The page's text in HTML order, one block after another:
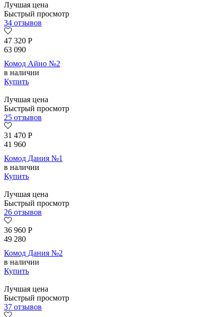
Лучшая цена
Быстрый просмотр
34 отзывов
47 320 Р
63 090
Комод Айно №2
в наличии
Купить
Лучшая цена
Быстрый просмотр
25 отзывов
31 470 Р
41 960
Комод Дания №1
в наличии
Купить
Лучшая цена
Быстрый просмотр
26 отзывов
36 960 Р
49 280
Комод Дания №2
в наличии
Купить
Лучшая цена
Быстрый просмотр
37 отзывов